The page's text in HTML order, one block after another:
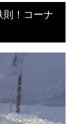
則！コーナ